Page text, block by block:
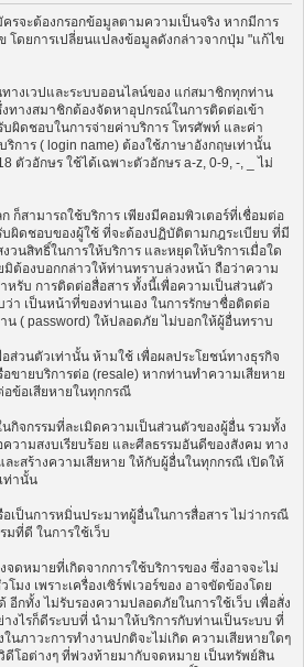
o
n
รจะต้องกรอกข้อมูลตามความเป็นจริง หากมีการ
โดยการเปลี่ยนแปลงข้อมูลดังกล่าวจากปุ่ม "แก้ไข
ทางเวปและระบบออนไลน์ของ แก่สมาชิกทุกท่าน
ทางสมาชิกต้องจัดหาอุปกรณ์ในการติดต่อเข้า
บผิดชอบในการจ่ายค่าบริการ โทรศัพท์ และค่า
ริการ ( login name) ต้องใช้ภาษาอังกฤษเท่านั้น
ตัวอักษร ใช้ได้เฉพาะตัวอักษร a-z, 0-9, -, _ ไม่
ก็สามารถใช้บริการ เพียงมีคอมพิวเตอร์ที่เชื่อมต่อ
บผิดชอบของผู้ใช้ ที่จะต้องปฏิบัติตามกฎระเบียบ ที่มี
วนสิทธิ์ในการให้บริการ และหยุดให้บริการเมื่อใด
ต้องบอกกล่าวให้ท่านทราบล่วงหน้า ถือว่าความ
หรับ การติดต่อสื่อสาร ทั้งนี้เพื่อความเป็นส่วนตัว
า เป็นหน้าที่ของท่านเอง ในการรักษาชื่อติดต่อ
น ( password) ให้ปลอดภัย ไม่บอกให้ผู้อื่นทราบ
ส่วนตัวเท่านั้น ห้ามใช้ เพื่อผลประโยชน์ทางธุรกิจ
ขายบริการต่อ (resale) หากท่านทำความเสียหาย
ข้อเสียหายในทุกกรณี
กิจกรรมที่ละเมิดความเป็นส่วนตัวของผู้อื่น รวมทั้ง
ามสงบเรียบร้อย และศีลธรรมอันดีของสังคม ทาง
ะสร้างความเสียหาย ให้กับผู้อื่นในทุกกรณี เปิดให้
ท่านั้น
เป็นการหมิ่นประมาทผู้อื่นในการสื่อสาร ไม่ว่ากรณี
มที่ดี ในการใช้เว็บ
ดหมายที่เกิดจากการใช้บริการของ ซึ่งอาจจะไม่
มง เพราะเครื่องเซิร์ฟเวอร์ของ อาจขัดข้องโดย
กทั้ง ไม่รับรองความปลอดภัยในการใช้เว็บ เพื่อสั่ง
งไรก็ดีระบบที่ นำมาให้บริการกับท่านเป็นระบบ ที่
ภาวะการทำงานปกติจะไม่เกิด ความเสียหายใดๆ
ดีโอต่างๆ ที่พ่วงท้ายมากับจดหมาย เป็นทรัพย์สิน